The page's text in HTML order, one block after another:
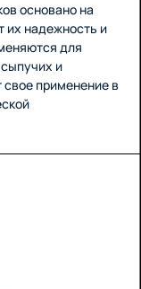
основано на
их надежность и
для
и
применение в